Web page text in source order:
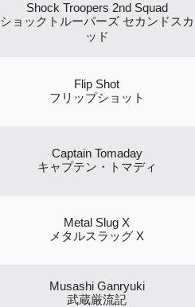
Shock Troopers 2nd Squad
ショックトルーパーズ セカンドスカ
ッド
Flip Shot
フリップショット
Captain Tomaday
キャプテン・トマディ
Metal Slug X
メタルスラッグ X
Musashi Ganryuki
武蔵厳流記